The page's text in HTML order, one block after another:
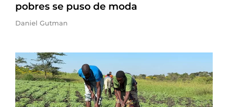
pobres se puso de moda
Daniel Gutman